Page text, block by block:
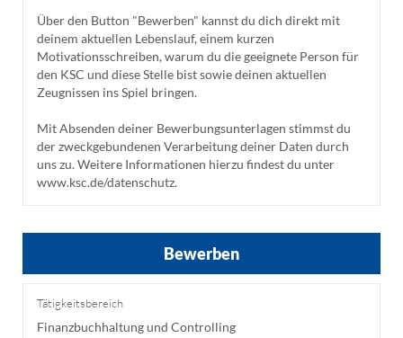
Über den Button "Bewerben" kannst du dich direkt mit
deinem aktuellen Lebenslauf, einem kurzen
Motivationsschreiben, warum du die geeignete Person für
den KSC und diese Stelle bist sowie deinen aktuellen
Zeugnissen ins Spiel bringen.
Mit Absenden deiner Bewerbungsunterlagen stimmst du
der zweckgebundenen Verarbeitung deiner Daten durch
uns zu. Weitere Informationen hierzu findest du unter
www.ksc.de/datenschutz.
Bewerben
Tätigkeitsbereich
Finanzbuchhaltung und Controlling